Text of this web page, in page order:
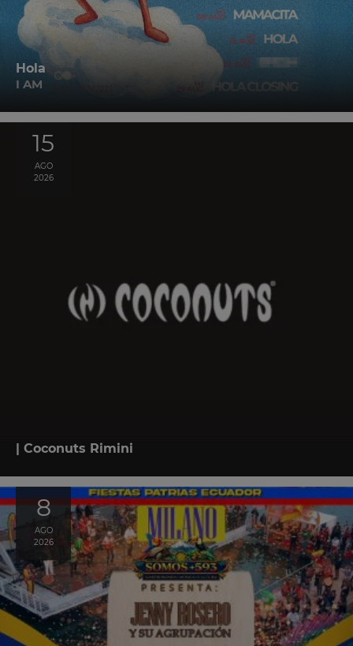
Hola
I AM
15
AGO
2026
| Coconuts Rimini
8
AGO
2026